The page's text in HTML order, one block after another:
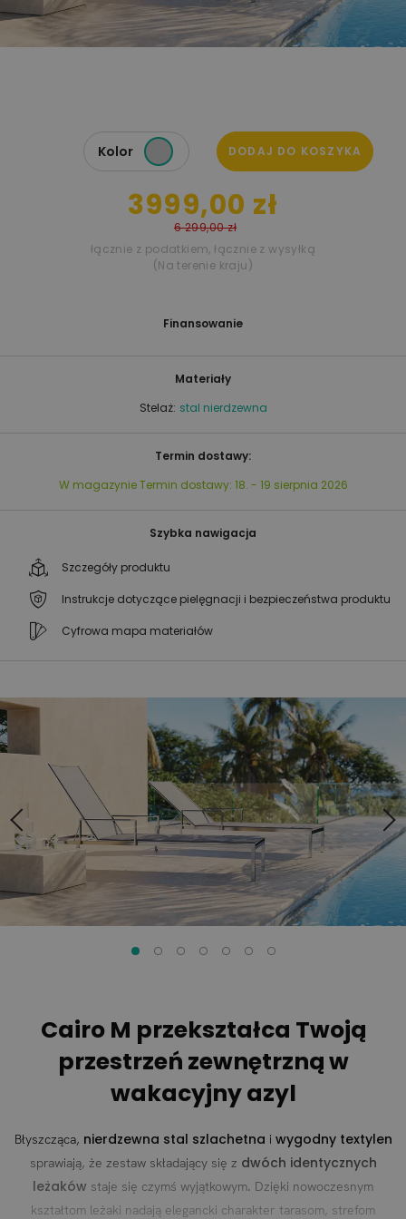
Kolor DODAJ DO KOSZYKA
3999,00 zł
6 299,00 zł
łącznie z podatkiem,łącznie z wysyłką
(Na terenie kraju)
Materiały
Stelaż: stal nierdzewna
Termin dostawy:
W magazynie Termin dostawy: 18. - 19 sierpnia 2026
Szybka nawigacja
Szczegóły produktu
Instrukcje dotyczące pielęgnacji i bezpieczeństwa produktu
Cyfrowa mapa materiałów
Finansowanie
Przejdź
na
koniec
galerii
Przejdź
na
początek
galerii
Cairo M przekształca Twoją
przestrzeń zewnętrzną w
wakacyjny azyl
Błyszcząca, nierdzewna stal szlachetna i wygodny textylen
sprawiają, że zestaw składający się z dwóch identycznych
leżaków staje się czymś wyjątkowym. Dzięki nowoczesnym
kształtom leżaki nadają elegancki charakter tarasom, strefom